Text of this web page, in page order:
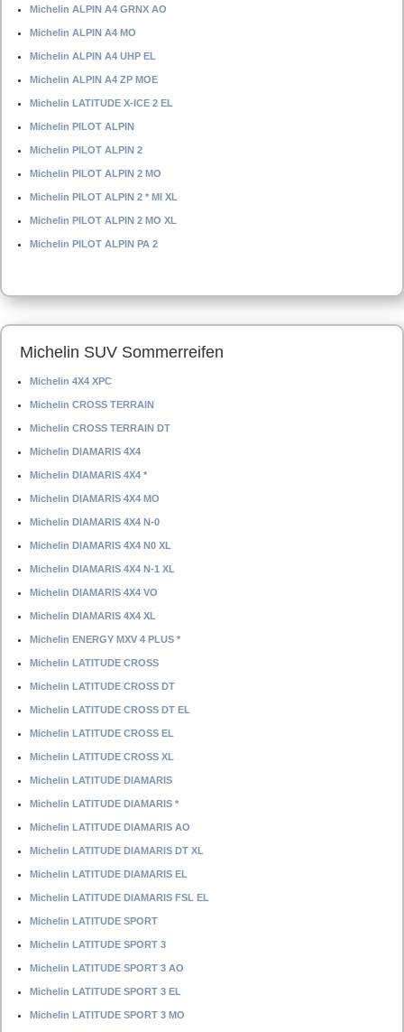
Michelin ALPIN A4 GRNX AO
Michelin ALPIN A4 MO
Michelin ALPIN A4 UHP EL
Michelin ALPIN A4 ZP MOE
Michelin LATITUDE X-ICE 2 EL
Michelin PILOT ALPIN
Michelin PILOT ALPIN 2
Michelin PILOT ALPIN 2 MO
Michelin PILOT ALPIN 2 * MI XL
Michelin PILOT ALPIN 2 MO XL
Michelin PILOT ALPIN PA 2
Michelin SUV Sommerreifen
Michelin 4X4 XPC
Michelin CROSS TERRAIN
Michelin CROSS TERRAIN DT
Michelin DIAMARIS 4X4
Michelin DIAMARIS 4X4 *
Michelin DIAMARIS 4X4 MO
Michelin DIAMARIS 4X4 N-0
Michelin DIAMARIS 4X4 N0 XL
Michelin DIAMARIS 4X4 N-1 XL
Michelin DIAMARIS 4X4 VO
Michelin DIAMARIS 4X4 XL
Michelin ENERGY MXV 4 PLUS *
Michelin LATITUDE CROSS
Michelin LATITUDE CROSS DT
Michelin LATITUDE CROSS DT EL
Michelin LATITUDE CROSS EL
Michelin LATITUDE CROSS XL
Michelin LATITUDE DIAMARIS
Michelin LATITUDE DIAMARIS *
Michelin LATITUDE DIAMARIS AO
Michelin LATITUDE DIAMARIS DT XL
Michelin LATITUDE DIAMARIS EL
Michelin LATITUDE DIAMARIS FSL EL
Michelin LATITUDE SPORT
Michelin LATITUDE SPORT 3
Michelin LATITUDE SPORT 3 AO
Michelin LATITUDE SPORT 3 EL
Michelin LATITUDE SPORT 3 MO